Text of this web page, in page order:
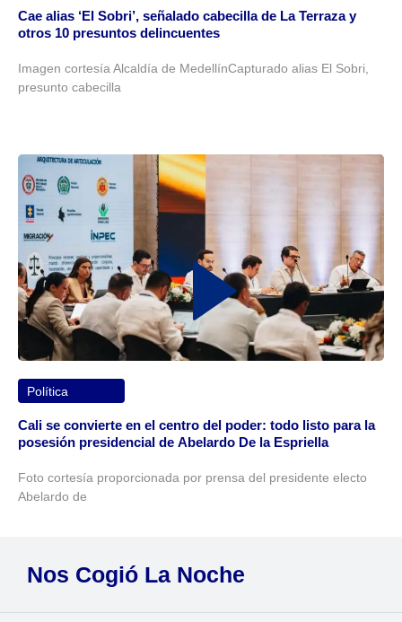
Cae alias ‘El Sobri’, señalado cabecilla de La Terraza y
otros 10 presuntos delincuentes
Imagen cortesía Alcaldía de MedellínCapturado alias El Sobri,
presunto cabecilla
Política
Cali se convierte en el centro del poder: todo listo para la
posesión presidencial de Abelardo De la Espriella
Foto cortesía proporcionada por prensa del presidente electo
Abelardo de
Nos Cogió La Noche